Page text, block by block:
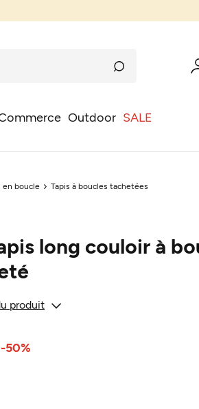
Outdoor SALE
en boucle Tapis à boucles tachetées
long couloir à
produit
-50%